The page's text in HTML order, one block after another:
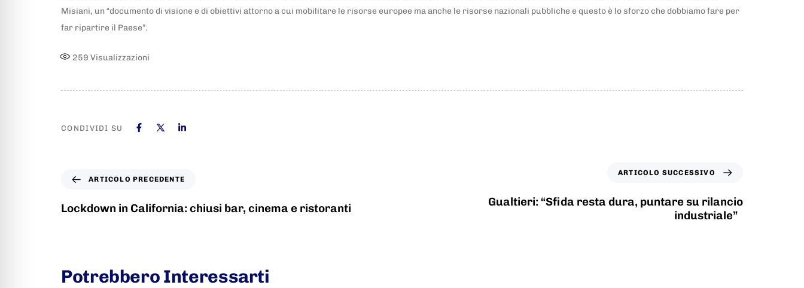
Misiani, un “documento di visione e di obiettivi attorno a cui mobilitare le risorse europee ma anche le risorse nazionali pubbliche e questo è lo sforzo che dobbiamo fare per
far ripartire il Paese”.
259 Visualizzazioni
CONDIVIDI SU
ARTICOLO PRECEDENTE
Lockdown in California: chiusi bar, cinema e ristoranti
ARTICOLO SUCCESSIVO
Gualtieri: “Sfida resta dura, puntare su rilancio
industriale”
Potrebbero Interessarti